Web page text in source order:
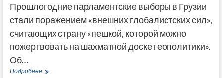
Прошлогодние парламентские выборы в Грузии
стали поражением «внешних глобалистских сил»,
считающих страну «пешкой, которой можно
пожертвовать на шахматной доске геополитики».
Об…
ПодробнееПапуашвили